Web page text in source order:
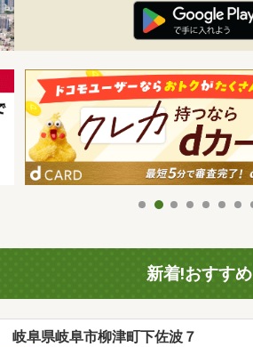
新着!おすすめ
岐阜県岐阜市柳津町下佐波７